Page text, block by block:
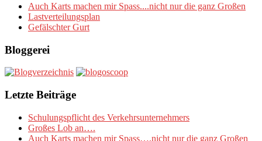
Auch Karts machen mir Spass....nicht nur die ganz Großen
Lastverteilungsplan
Gefälschter Gurt
Bloggerei
Letzte Beiträge
Schulungspflicht des Verkehrsunternehmers
Großes Lob an….
Auch Karts machen mir Spass….nicht nur die ganz Großen